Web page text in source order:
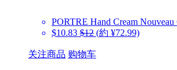
PORTRE Hand Cream Nouveau
$10.83 $12 (約 ¥72.99)
关注商品 购物车